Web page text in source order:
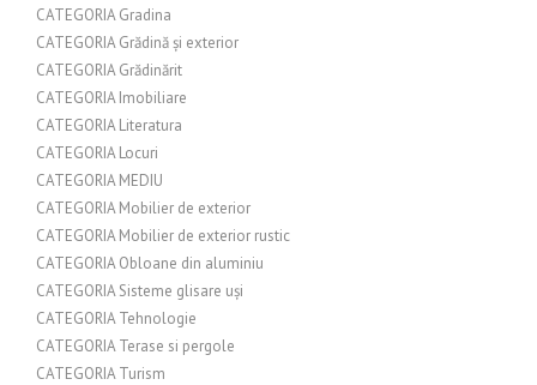
CATEGORIA Gradina
CATEGORIA Grădină și exterior
CATEGORIA Grădinărit
CATEGORIA Imobiliare
CATEGORIA Literatura
CATEGORIA Locuri
CATEGORIA MEDIU
CATEGORIA Mobilier de exterior
CATEGORIA Mobilier de exterior rustic
CATEGORIA Obloane din aluminiu
CATEGORIA Sisteme glisare uși
CATEGORIA Tehnologie
CATEGORIA Terase si pergole
CATEGORIA Turism